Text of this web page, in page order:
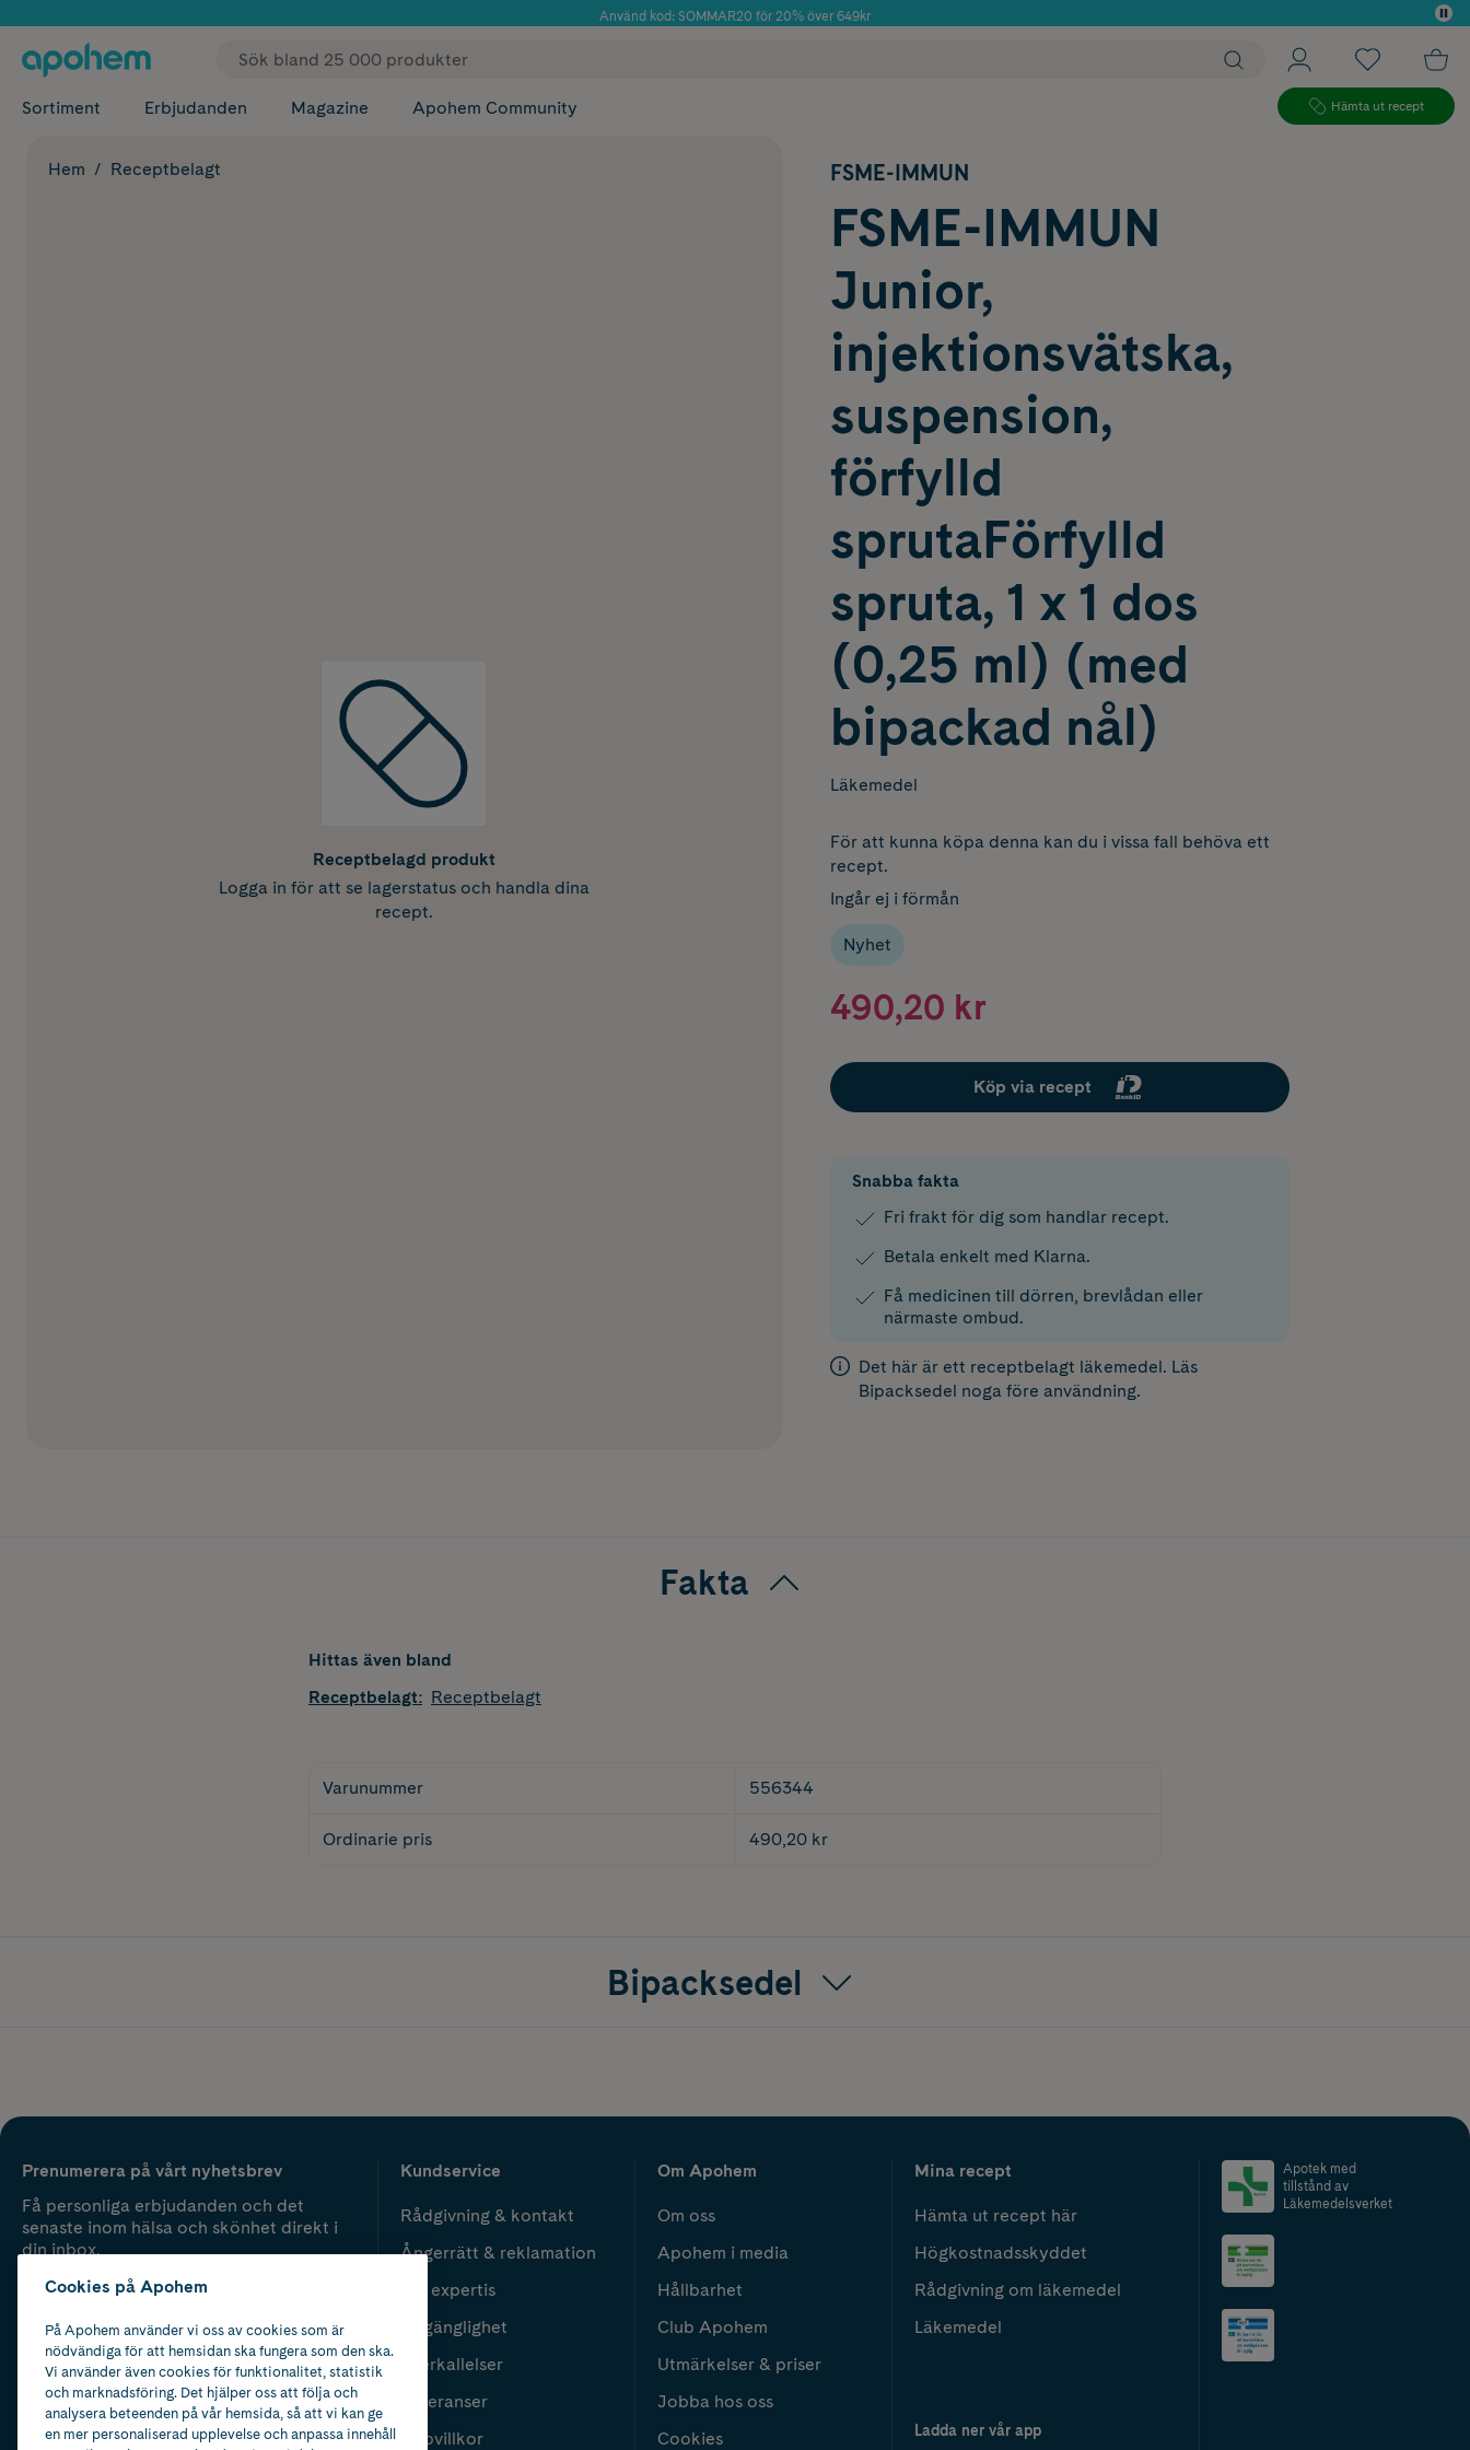
Använd kod: SOMMAR20 för 20% över 649kr
✓ Fri frakt
Sortiment Erbjudanden Magazine Apohem Community Hämta ut recept
Hem Receptbelagt
Receptbelagd produkt
Logga in för att se lagerstatus och handla dina
recept.
FSME-IMMUN
FSME-IMMUN
Junior,
injektionsvätska,
suspension,
förfylld
sprutaFörfylld
spruta, 1 x 1 dos
(0,25 ml) (med
bipackad nål)
Läkemedel
För att kunna köpa denna kan du i vissa fall behöva ett
recept.
Ingår ej i förmån
Nyhet
490,20 kr
Köp via recept
Snabba fakta
Fri frakt för dig som handlar recept.
Betala enkelt med Klarna.
Få medicinen till dörren, brevlådan eller
närmaste ombud.
Det här är ett receptbelagt läkemedel. Läs
Bipacksedel noga före användning.
Fakta
Hittas även bland
Receptbelagt: Receptbelagt
Varunummer 556344
Ordinarie pris 490,20 kr
Bipacksedel
Prenumerera på vårt nyhetsbrev
Få personliga erbjudanden och det
senaste inom hälsa och skönhet direkt i
din inbox.
Kundservice
Rådgivning & kontakt
Ångerrätt & reklamation
Vår expertis
Tillgänglighet
Återkallelser
Leveranser
Köpvillkor
Om Apohem
Om oss
Apohem i media
Hållbarhet
Club Apohem
Utmärkelser & priser
Jobba hos oss
Cookies
Mina recept
Hämta ut recept här
Högkostnadsskyddet
Rådgivning om läkemedel
Läkemedel
Ladda ner vår app
Apotek med
tillstånd av
Läkemedelsverket
Cookies på Apohem
På Apohem använder vi oss av cookies som är
nödvändiga för att hemsidan ska fungera som den ska.
Vi använder även cookies för funktionalitet, statistik
och marknadsföring. Det hjälper oss att följa och
analysera beteenden på vår hemsida, så att vi kan ge
en mer personaliserad upplevelse och anpassa innehåll